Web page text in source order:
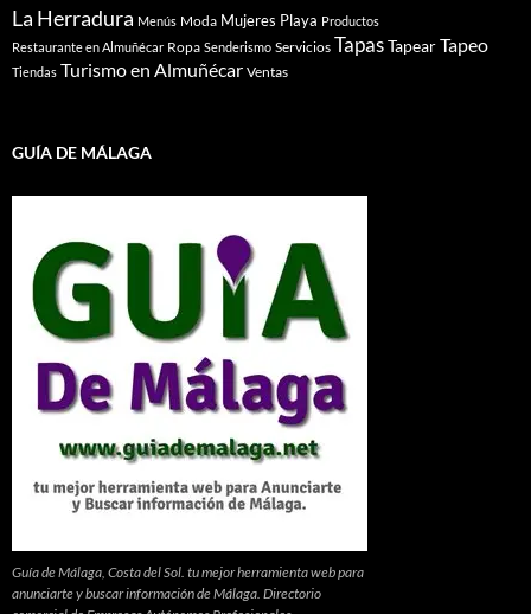
La Herradura Menús Moda Mujeres Playa Productos
Restaurante en Almuñécar Ropa Senderismo Servicios TapasTapearTapeo
Tiendas Turismo en Almuñécar Ventas
GUÍA DE MÁLAGA
Guía de Málaga, Costa del Sol. tu mejor herramienta web para
anunciarte y buscar información de Málaga. Directorio